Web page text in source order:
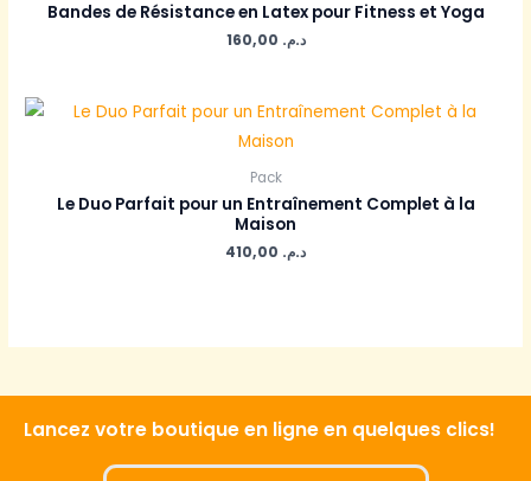
Bandes de Résistance en Latex pour Fitness et Yoga
د.م.
Pack
Le Duo Parfait pour un Entraînement Complet à la
Maison
د.م.
Lancez votre boutique en ligne en quelques clics!